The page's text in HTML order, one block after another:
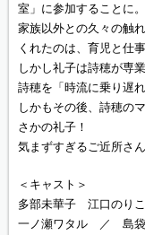
室」に参加することに。
家族以外との久々の触
くれたのは、育児と仕
しかし礼子は詩穂が専
詩穂を「時流に乗り遅
しかもその後、詩穂の
さかの礼子！
気まずすぎるご近所さ
＜キャスト＞
多部未華子 江口のり
一ノ瀬ワタル ／ 島